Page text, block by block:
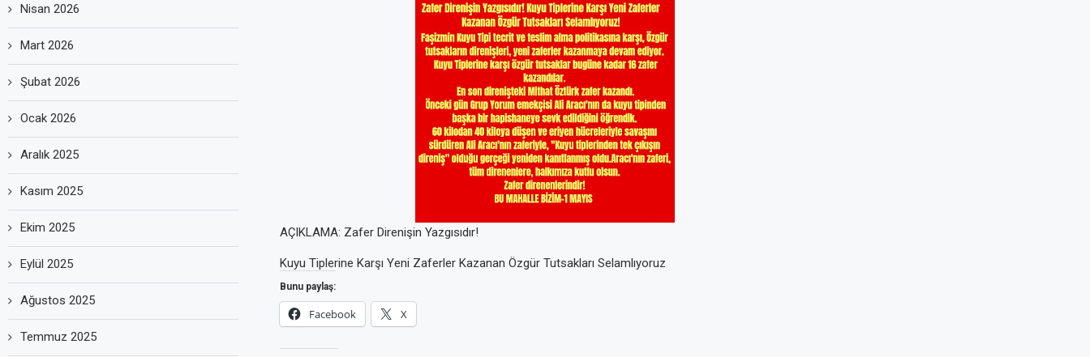
AÇIKLAMA: Zafer Direnişin Yazgısıdır!
Kuyu Tiplerine Karşı Yeni Zaferler Kazanan Özgür Tutsakları Selamlıyoruz
Bunu paylaş:
Facebook X
Nisan 2026
Mart 2026
Şubat 2026
Ocak 2026
Aralık 2025
Kasım 2025
Ekim 2025
Eylül 2025
Ağustos 2025
Temmuz 2025